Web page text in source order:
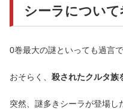
シーラについて
0巻最大の謎といっても過言
おそらく、 殺されたクルタ族
突然、謎多きシーラが登場し